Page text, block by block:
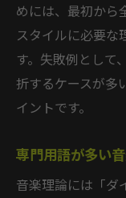
めには、最初から
スタイルに必要な
す。失敗例として
折するケースが多
イントです。
専門用語が多い
音楽理論には「ダ